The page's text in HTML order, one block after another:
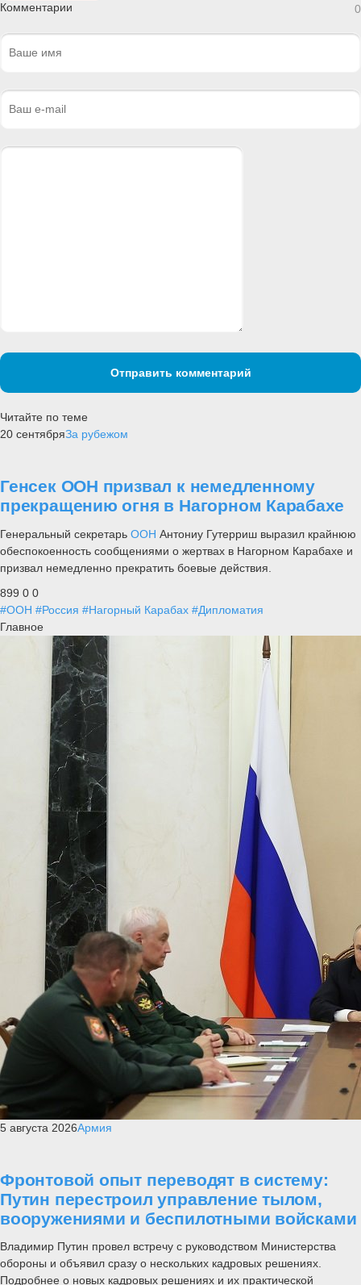
Комментарии 0
Отправить комментарий
Читайте по теме
20 сентябряЗа рубежом
Генсек ООН призвал к немедленному
прекращению огня в Нагорном Карабахе
Генеральный секретарь ООН Антониу Гутерриш выразил крайнюю
обеспокоенность сообщениями о жертвах в Нагорном Карабахе и
призвал немедленно прекратить боевые действия.
899 0 0
#ООН #Россия #Нагорный Карабах #Дипломатия
Главное
5 августа 2026Армия
Фронтовой опыт переводят в систему:
Путин перестроил управление тылом,
вооружениями и беспилотными войсками
Владимир Путин провел встречу с руководством Министерства
обороны и объявил сразу о нескольких кадровых решениях.
Подробнее о новых кадровых решениях и их практической